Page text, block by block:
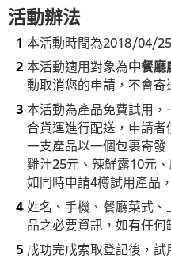
活動辦法
本活動時間為2018/04/
本活動適用對象為中餐廳
動取消您的申請，不會寄
本活動為產品免費試用
合貨運進行配送，申請者
一支產品以一個包裹寄
雞汁25元、辣鮮露10元
如同時申請4樽試用產品
姓名、手機、餐廳菜式
品之必要資訊，如有任何
成功完成索取登記後，試